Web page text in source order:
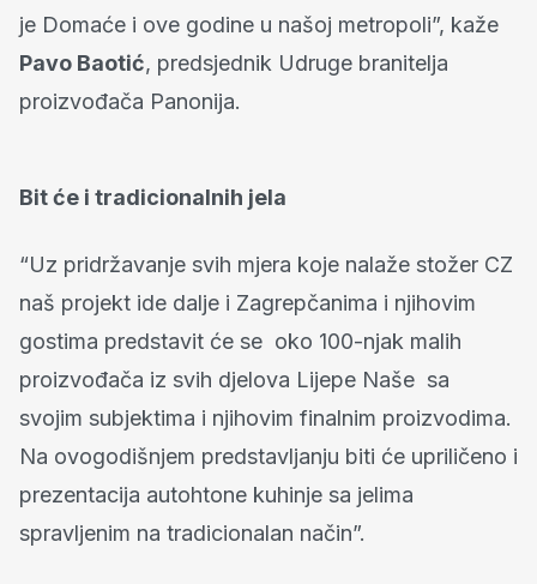
je Domaće i ove godine u našoj metropoli”, kaže
Pavo Baotić, predsjednik Udruge branitelja
proizvođača Panonija.
Bit će i tradicionalnih jela
“Uz pridržavanje svih mjera koje nalaže stožer CZ
naš projekt ide dalje i Zagrepčanima i njihovim
gostima predstavit će se oko 100-njak malih
proizvođača iz svih djelova Lijepe Naše sa
svojim subjektima i njihovim finalnim proizvodima.
Na ovogodišnjem predstavljanju biti će upriličeno i
prezentacija autohtone kuhinje sa jelima
spravljenim na tradicionalan način”.